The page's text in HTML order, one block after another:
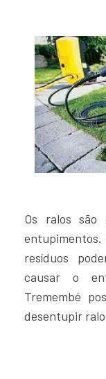
Os ralos são
resíduos
causar o
Tremembé
desentupir